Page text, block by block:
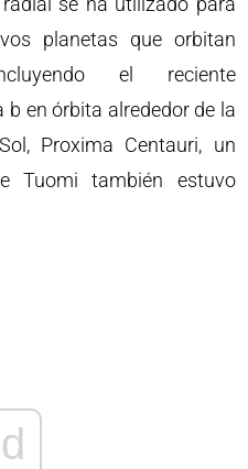
planetas que orbitan
el reciente
en órbita alrededor de la
Proxima Centauri, un
Tuomi también estuvo